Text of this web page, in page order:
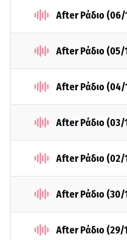
After Ράδιο (06/
After Ράδιο (05/
After Ράδιο (04/
After Ράδιο (03/
After Ράδιο (02/
After Ράδιο (30/
After Ράδιο (29/